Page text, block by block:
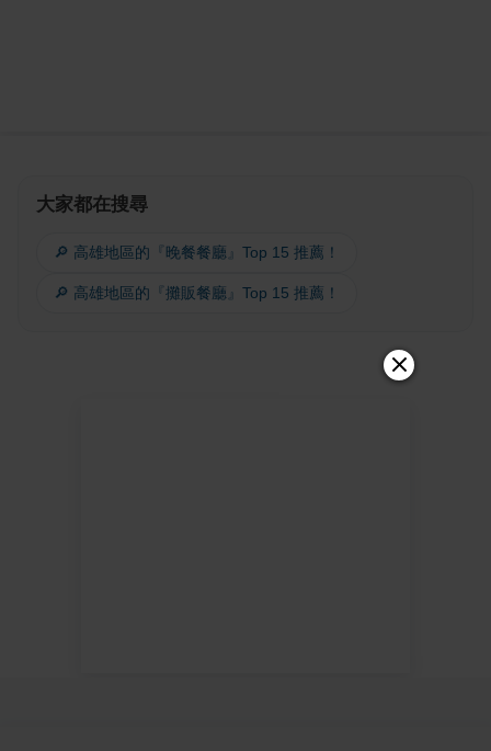
大家都在搜尋
🔎 高雄地區的『晚餐餐廳』Top 15 推薦！
🔎 高雄地區的『攤販餐廳』Top 15 推薦！